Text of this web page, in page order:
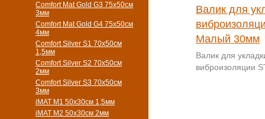
Comfort Mat Gold G3 75х50см
3мм
Comfort Mat Gold G4 75х50см
4мм
Comfort Silver S1 70х50см
1,5мм
Comfort Silver S2 70х50см
2мм
Comfort Silver S3 70х50см
3мм
iMAT M1 50х30см 1,5мм
iMAT M2 50х30см 2мм
Валик для
Малый 30мм
Валик для
виброизоляции